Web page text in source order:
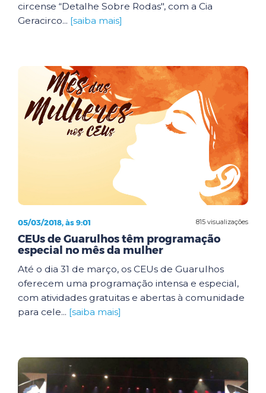
circense “Detalhe Sobre Rodas", com a Cia
Geracirco... [saiba mais]
815 visualizações
05/03/2018, às 9:01
CEUs de Guarulhos têm programação
especial no mês da mulher
Até o dia 31 de março, os CEUs de Guarulhos
oferecem uma programação intensa e especial,
com atividades gratuitas e abertas à comunidade
para cele... [saiba mais]